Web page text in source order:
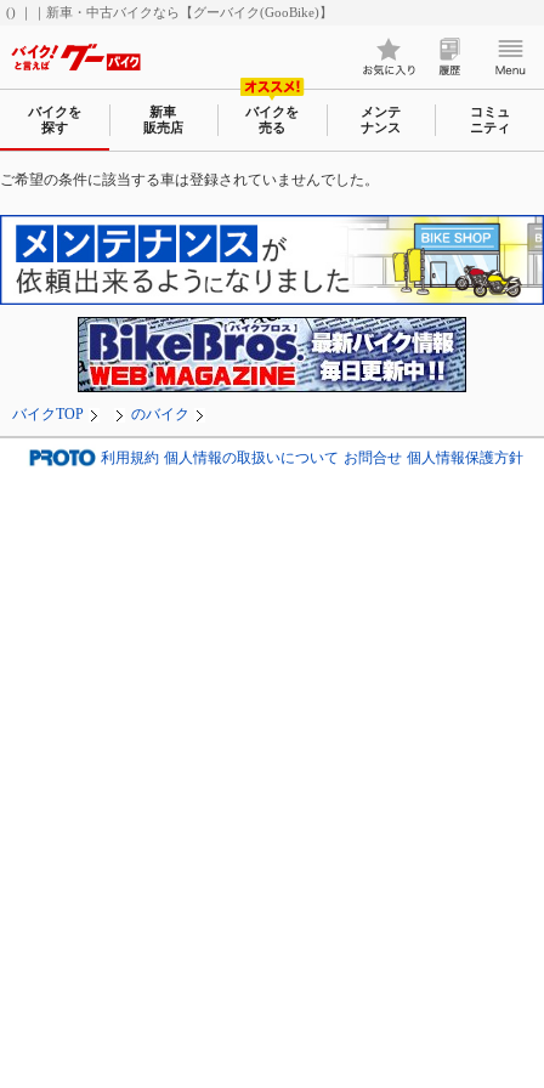
() ｜｜新車・中古バイクなら【グーバイク(GooBike)】
バイクを
探す
新車
販売店
バイクを
売る
メンテ
ナンス
コミュ
ニティ
ご希望の条件に該当する車は登録されていませんでした。
バイクTOP のバイク
利用規約 個人情報の取扱いについて お問合せ 個人情報保護方針